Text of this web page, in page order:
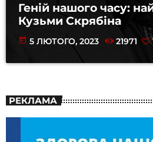
Геній нашого часу:
Кузьми Скрябіна
today 5 ЛЮТОГО, 2023 21971
РЕКЛАМА